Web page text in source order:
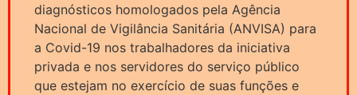
diagnósticos homologados pela Agência
Nacional de Vigilância Sanitária (ANVISA) para
a Covid-19 nos trabalhadores da iniciativa
privada e nos servidores do serviço público
que estejam no exercício de suas funções e